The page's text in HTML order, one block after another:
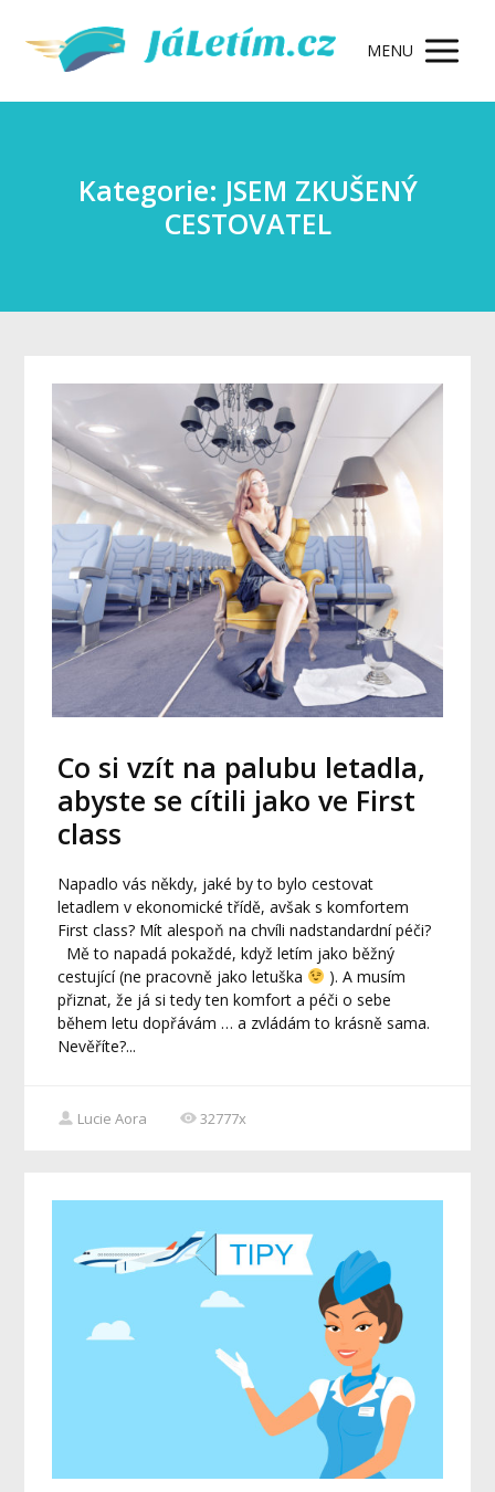
MENU
Kategorie: JSEM ZKUŠENÝ
CESTOVATEL
Co si vzít na palubu letadla,
abyste se cítili jako ve First
class
Napadlo vás někdy, jaké by to bylo cestovat
letadlem v ekonomické třídě, avšak s komfortem
First class? Mít alespoň na chvíli nadstandardní péči?
Mě to napadá pokaždé, když letím jako běžný
cestující (ne pracovně jako letuška
). A musím
přiznat, že já si tedy ten komfort a péči o sebe
během letu dopřávám … a zvládám to krásně sama.
Nevěříte?...
Lucie Aora 32777x